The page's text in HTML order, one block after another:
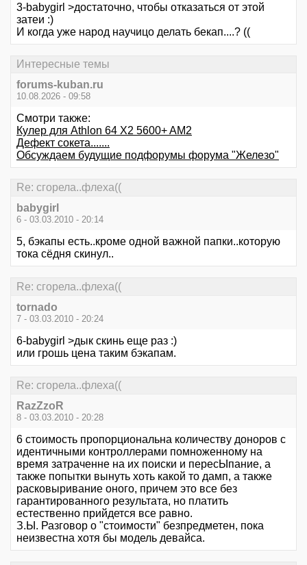
3-babygirl >достаточно, чтобы отказаться от этой
затеи :)
И когда уже народ научицо делать бекап....? ((
Интересные темы
forums-kuban.ru
10.08.2026 - 09:58
Смотри также:
Кулер для Athlon 64 X2 5600+ AM2
Дефект сокета.......
Обсуждаем будущие подфорумы форума "Железо"
Re: сгорела..флеха((
babygirl
6 - 03.03.2010 - 20:14
5, бэкапы есть..кроме одной важной папки..которую
тока сёдня скинул..
Re: сгорела..флеха((
tornado
7 - 03.03.2010 - 20:24
6-babygirl >дык скинь еще раз :)
или грошь цена таким бэкапам.
Re: сгорела..флеха((
RazZzoR
8 - 03.03.2010 - 20:28
6 стоимость пропорциональна количеству доноров с
идентичными контроллерами помноженному на
время затраченне на их поиски и пересЫпание, а
также попытки вынуть хоть какой то дамп, а также
расковыривание оного, причем это все без
гарантированного результата, но платить
естественно прийдется все равно.
З.Ы. Разговор о "стоимости" безпредметен, пока
неизвестна хотя бы модель девайса.